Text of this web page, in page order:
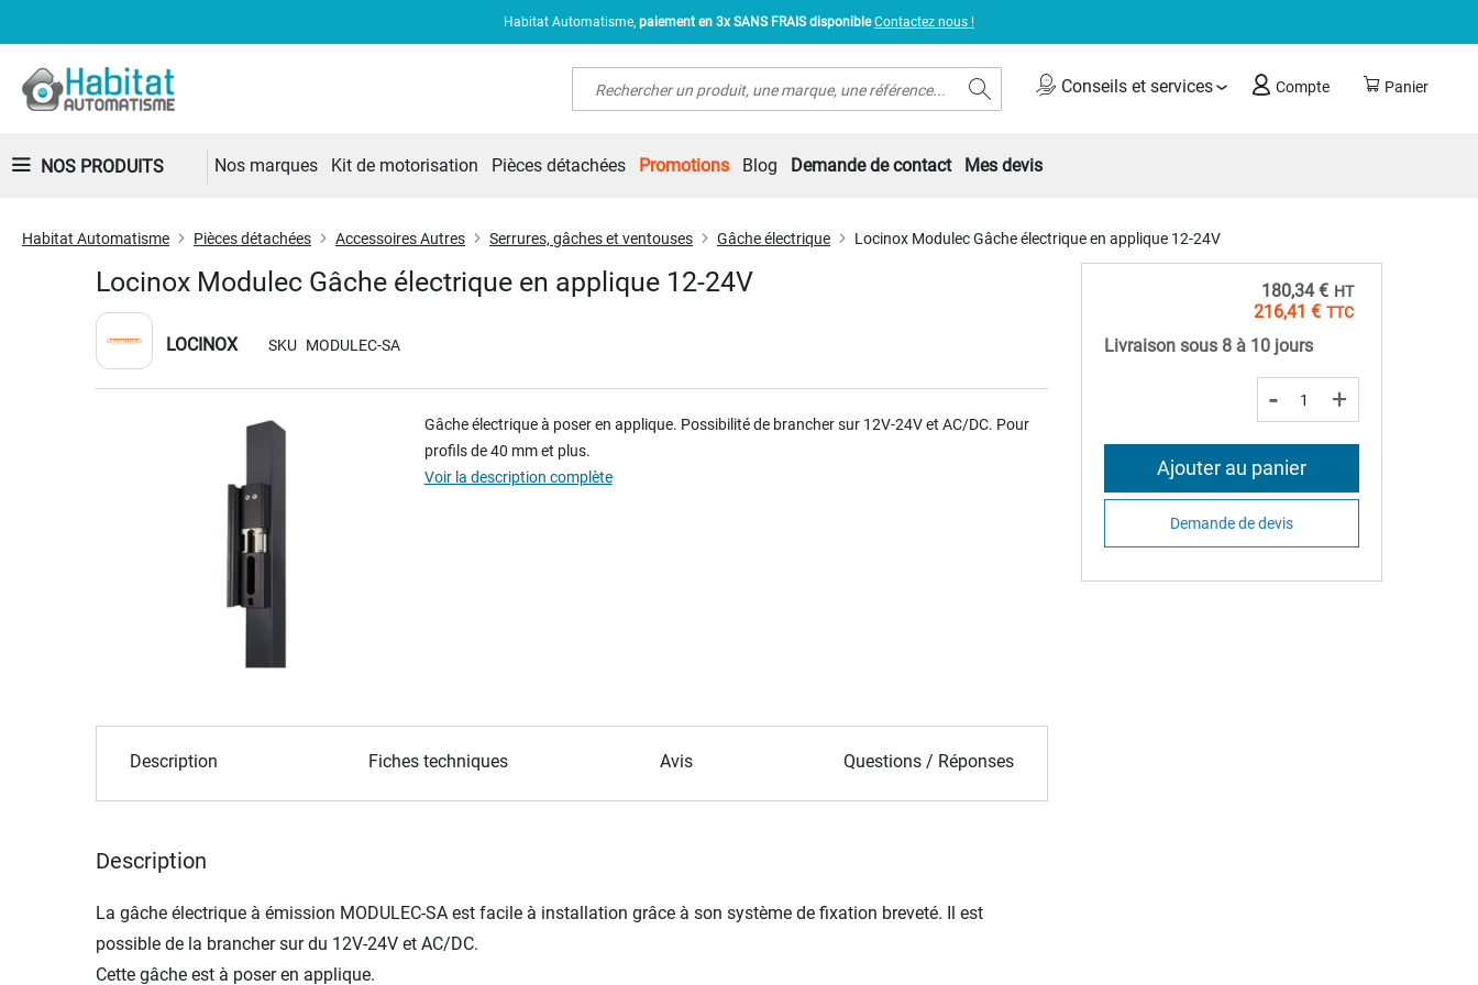
Habitat Automatisme, paiement en 3x SANS FRAIS disponible Contactez nous !
Panier
Conseils et services Compte
Rechercher
NOS PRODUITS Nos marques Kit de motorisation Pièces détachées Promotions Blog Demande de contact Mes devis
Habitat Automatisme Pièces détachées Accessoires Autres Serrures, gâches et ventouses Gâche électrique Locinox Modulec Gâche électrique en applique 12-24V
Locinox Modulec Gâche électrique en applique 12-24V
LOCINOX SKU MODULEC-SA
images
Gâche électrique à poser en applique. Possibilité de brancher sur 12V-24V et AC/DC. Pour
profils de 40 mm et plus.
Voir la description complète
Description Fiches techniques Avis Questions / Réponses
Description
La gâche électrique à émission MODULEC-SA est facile à installation grâce à son système de fixation breveté. Il est
possible de la brancher sur du 12V-24V et AC/DC.
Cette gâche est à poser en applique.
216,41 €
180,34 €
Livraison sous 8 à 10 jours
- +
Ajouter au panier
Demande de devis